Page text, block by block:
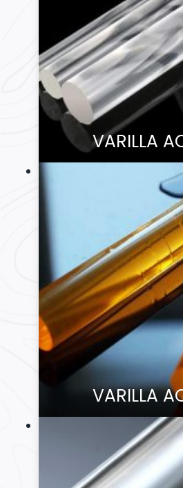
VARILLA
VARILLA